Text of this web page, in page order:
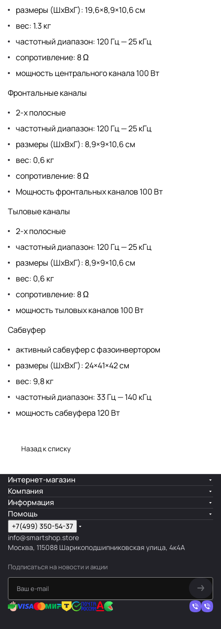
размеры (ШхВхГ): 19,6×8,9×10,6 см
вес: 1.3 кг
частотный диапазон: 120 Гц — 25 кГц
сопротивление: 8 Ω
мощность центрального канала 100 Вт
Фронтальные каналы
2-х полосные
частотный диапазон: 120 Гц — 25 кГц
размеры (ШхВхГ): 8,9×9×10,6 см
вес: 0,6 кг
сопротивление: 8 Ω
Мощность фронтальных каналов 100 Вт
Тыловые каналы
2-х полосные
частотный диапазон: 120 Гц — 25 кГц
размеры (ШхВхГ): 8,9×9×10,6 см
вес: 0,6 кг
сопротивление: 8 Ω
мощность тыловых каналов 100 Вт
Сабвуфер
активный сабвуфер с фазоинвертором
размеры (ШхВхГ): 24×41×42 см
вес: 9,8 кг
частотный диапазон: 33 Гц — 140 кГц
мощность сабвуфера 120 Вт
Назад к списку
Интернет-магазин
Компания
Информация
Помощь
+7(499) 350-54-37
info@smartshop.store
Москва, 115088 Шарикоподшипниковская улица, 4к4А
Подписаться на новости и акции